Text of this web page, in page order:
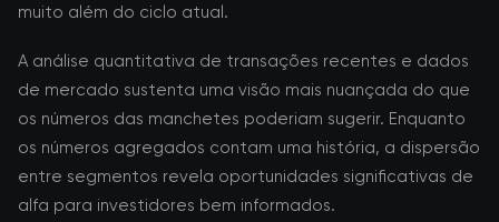
muito além do ciclo atual.
A análise quantitativa de transações recentes e dados
de mercado sustenta uma visão mais nuançada do que
os números das manchetes poderiam sugerir. Enquanto
os números agregados contam uma história, a dispersão
entre segmentos revela oportunidades significativas de
alfa para investidores bem informados.